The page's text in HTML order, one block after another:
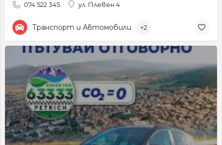
074 522 345 ул. Плевен 4
Транспорт и Автомобили +2